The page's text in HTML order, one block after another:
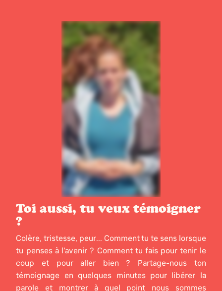
Toi aussi, tu veux témoigner
?
Colère, tristesse, peur... Comment tu te sens lorsque
tu penses à l’avenir ? Comment tu fais pour tenir le
coup et pour aller bien ? Partage-nous ton
témoignage en quelques minutes pour libérer la
parole et montrer à quel point nous sommes